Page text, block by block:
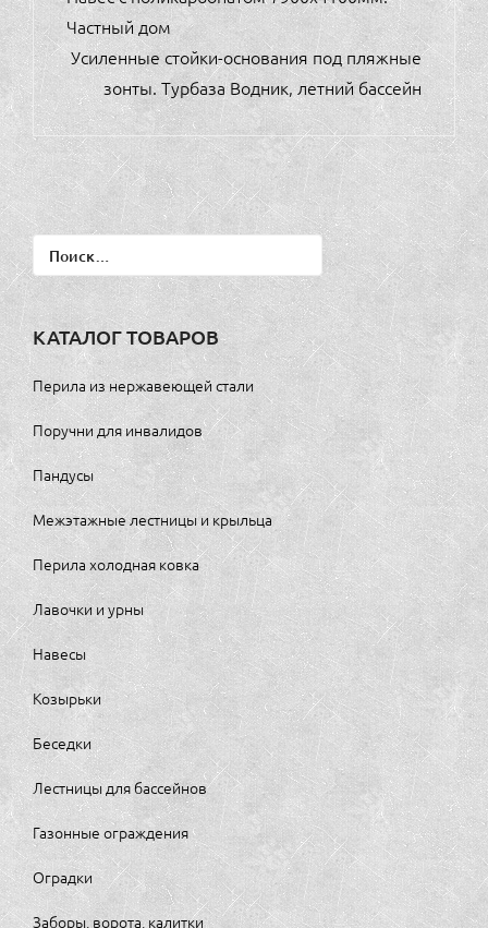
ПО
ЗАПИСЯМ
Частный дом
Усиленные стойки-основания под пляжные
зонты. Турбаза Водник, летний бассейн
Найти:
КАТАЛОГ ТОВАРОВ
Перила из нержавеющей стали
Поручни для инвалидов
Пандусы
Межэтажные лестницы и крыльца
Перила холодная ковка
Лавочки и урны
Навесы
Козырьки
Беседки
Лестницы для бассейнов
Газонные ограждения
Оградки
Заборы, ворота, калитки